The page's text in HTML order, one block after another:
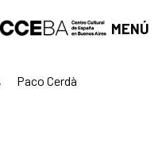
MENÚ
Paco Cerdà